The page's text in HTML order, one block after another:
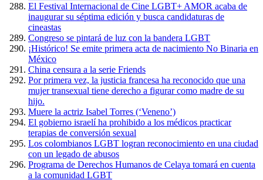
El Festival Internacional de Cine LGBT+ AMOR acaba de
inaugurar su séptima edición y busca candidaturas de
cineastas
Congreso se pintará de luz con la bandera LGBT
¡Histórico! Se emite primera acta de nacimiento No Binaria en
México
China censura a la serie Friends
Por primera vez, la justicia francesa ha reconocido que una
mujer transexual tiene derecho a figurar como madre de su
hijo.
Muere la actriz Isabel Torres (‘Veneno’)
El gobierno israelí ha prohibido a los médicos practicar
terapias de conversión sexual
Los colombianos LGBT logran reconocimiento en una ciudad
con un legado de abusos
Programa de Derechos Humanos de Celaya tomará en cuenta
a la comunidad LGBT